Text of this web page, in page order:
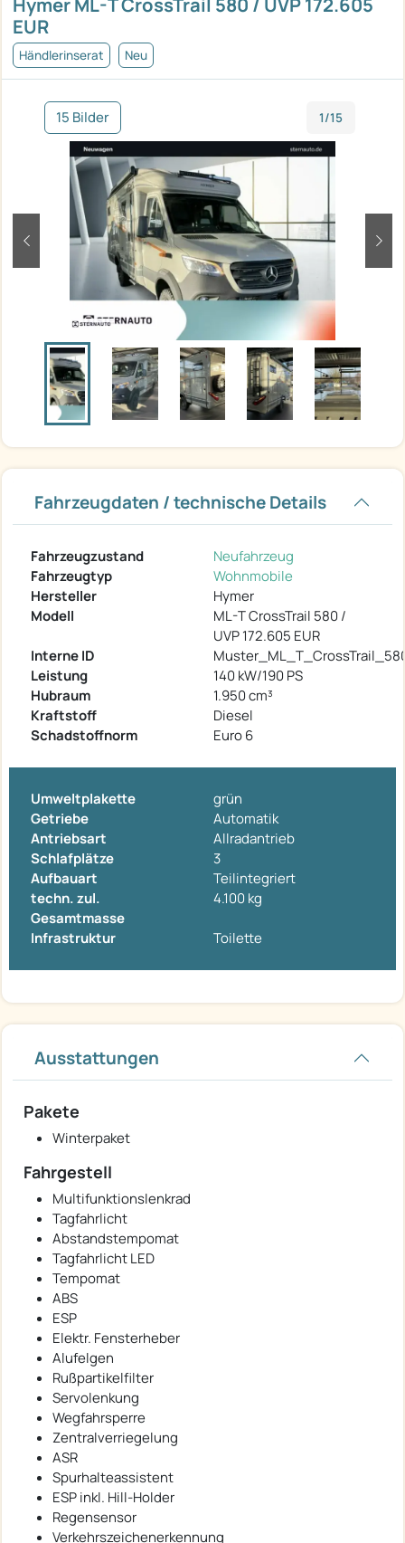
EUR
Händlerinserat Neu
15 Bilder 1/15
zurück
Fahrzeugdaten / technische Details
Fahrzeugzustand
Neufahrzeug
Fahrzeugtyp
Wohnmobile
Hersteller
Hymer
Modell
ML-T CrossTrail 580 /
UVP 172.605 EUR
Interne ID
Leistung
140 kW/190 PS
Hubraum
1.950 cm³
Kraftstoff
Diesel
Schadstoffnorm
Euro 6
Umweltplakette
grün
Getriebe
Automatik
Antriebsart
Allradantrieb
Schlafplätze
3
Aufbauart
Teilintegriert
techn. zul.
Gesamtmasse
4.100 kg
Infrastruktur Toilette
Ausstattungen
Pakete
Winterpaket
Fahrgestell
Multifunktionslenkrad
Tagfahrlicht
Abstandstempomat
Tagfahrlicht LED
Tempomat
ABS
ESP
Elektr. Fensterheber
Alufelgen
Rußpartikelfilter
Servolenkung
Wegfahrsperre
Zentralverriegelung
ASR
Spurhalteassistent
ESP inkl. Hill-Holder
Regensensor
Verkehrszeichenerkennung